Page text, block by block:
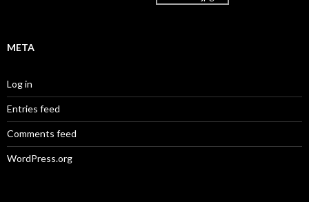
META
Log in
Entries feed
Comments feed
WordPress.org